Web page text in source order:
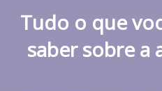
Tudo o que
saber sobre a